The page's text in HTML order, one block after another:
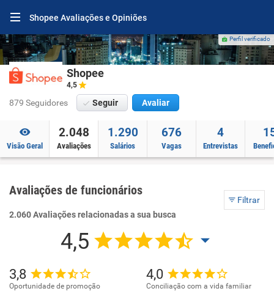
Shopee Avaliações e Opiniões
Perfil verificado
Shopee
4,5
879 Seguidores Seguir Avaliar
Visão Geral
2.048
Avaliações
1.290
Salários
676
Vagas
4
Entrevistas
Avaliações de funcionários
Filtrar
2.060 Avaliações relacionadas a sua busca
4,5
3,8
Oportunidade de promoção
4,0
Conciliação com a vida familiar